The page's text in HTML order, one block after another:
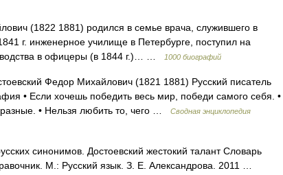
(1822 1881) родился в семье врача, служившего в
г. инженерное училище в Петербурге, поступил на
в офицеры (в 1844 г.)… …
1000 биографий
Федор Михайлович (1821 1881) Русский писатель
• Если хочешь победить весь мир, победи самого себя. •
• Нельзя любить то, чего …
Сводная энциклопедия
синонимов. Достоевский жестокий талант Словарь
М.: Русский язык. З. Е. Александрова. 2011 …